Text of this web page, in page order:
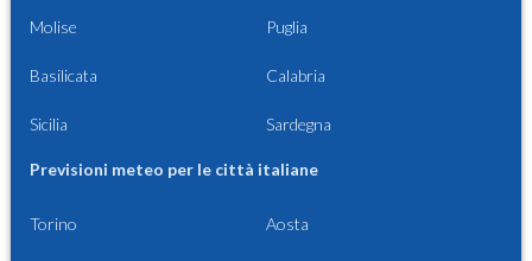
Molise Puglia
Basilicata Calabria
Sicilia Sardegna
Previsioni meteo per le città italiane
Torino Aosta